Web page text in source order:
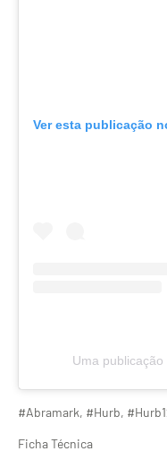
Ver esta publicação
Uma
#Abramark, #Hurb,
Ficha Técnica